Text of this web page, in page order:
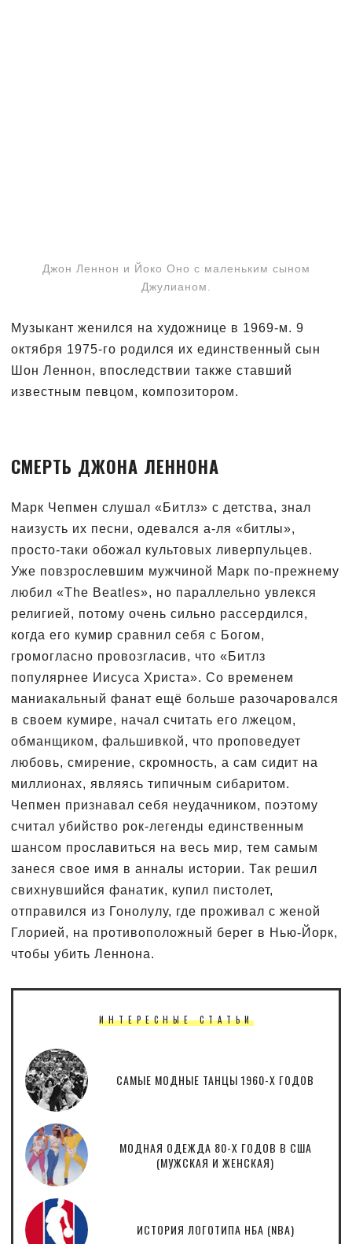
Джон Леннон и Йоко Оно с маленьким сыном
Джулианом.
Музыкант женился на художнице в 1969-м. 9
октября 1975-го родился их единственный сын
Шон Леннон, впоследствии также ставший
известным певцом, композитором.
СМЕРТЬ ДЖОНА ЛЕННОНА
Марк Чепмен слушал «Битлз» с детства, знал
наизусть их песни, одевался а-ля «битлы»,
просто-таки обожал культовых ливерпульцев.
Уже повзрослевшим мужчиной Марк по-прежнему
любил «The Beatles», но параллельно увлекся
религией, потому очень сильно рассердился,
когда его кумир сравнил себя с Богом,
громогласно провозгласив, что «Битлз
популярнее Иисуса Христа». Со временем
маниакальный фанат ещё больше разочаровался
в своем кумире, начал считать его лжецом,
обманщиком, фальшивкой, что проповедует
любовь, смирение, скромность, а сам сидит на
миллионах, являясь типичным сибаритом.
Чепмен признавал себя неудачником, поэтому
считал убийство рок-легенды единственным
шансом прославиться на весь мир, тем самым
занеся свое имя в анналы истории. Так решил
свихнувшийся фанатик, купил пистолет,
отправился из Гонолулу, где проживал с женой
Глорией, на противоположный берег в Нью-Йорк,
чтобы убить Леннона.
ИНТЕРЕСНЫЕ СТАТЬИ
САМЫЕ МОДНЫЕ ТАНЦЫ 1960-Х ГОДОВ
МОДНАЯ ОДЕЖДА 80-Х ГОДОВ В США
(МУЖСКАЯ И ЖЕНСКАЯ)
ИСТОРИЯ ЛОГОТИПА НБА (NBA)